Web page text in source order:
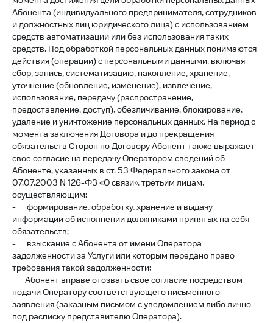
Абонента (индивидуального предпринимателя, сотрудников
и должностных лиц юридического лица) с использованием
средств автоматизации или без использования таких
средств. Под обработкой персональных данных понимаются
действия (операции) с персональными данными, включая
сбор, запись, систематизацию, накопление, хранение,
уточнение (обновление, изменение), извлечение,
использование, передачу (распространение,
предоставление, доступ), обезличивание, блокирование,
удаление и уничтожение персональных данных. На период с
момента заключения Договора и до прекращения
обязательств Сторон по Договору Абонент также выражает
свое согласие на передачу Оператором сведений об
Абоненте, указанных в ст. 53 Федерального закона от
07.07.2003 N 126-ФЗ «О связи», третьим лицам,
осуществляющим:
- формирование, обработку, хранение и выдачу
информации об исполнении должниками принятых на себя
обязательств;
- взыскание с Абонента от имени Оператора
задолженности за Услуги или которым передано право
требования такой задолженности;
Абонент вправе отозвать свое согласие посредством
подачи Оператору соответствующего письменного
заявления (заказным письмом с уведомлением либо лично
под расписку представителю Оператора).